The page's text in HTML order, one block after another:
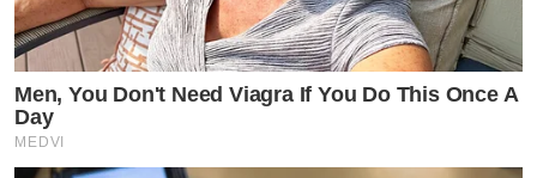
Men, You Don't Need Viagra If You Do This Once A
Day
MEDVI